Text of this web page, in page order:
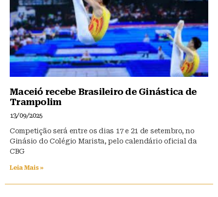
Maceió recebe Brasileiro de Ginástica de
Trampolim
13/09/2025
Competição será entre os dias 17 e 21 de setembro, no
Ginásio do Colégio Marista, pelo calendário oficial da
CBG
Leia Mais »